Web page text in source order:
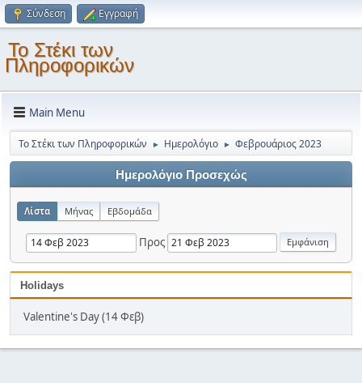
Σύνδεση Εγγραφή
Το Στέκι των
Πληροφορικών
Main Menu
Το Στέκι των Πληροφορικών ► Ημερολόγιο ► Φεβρουάριος 2023
Ημερολόγιο Προσεχώς
Λίστα Μήνας Εβδομάδα
Προς
Holidays
Valentine's Day (14 Φεβ)